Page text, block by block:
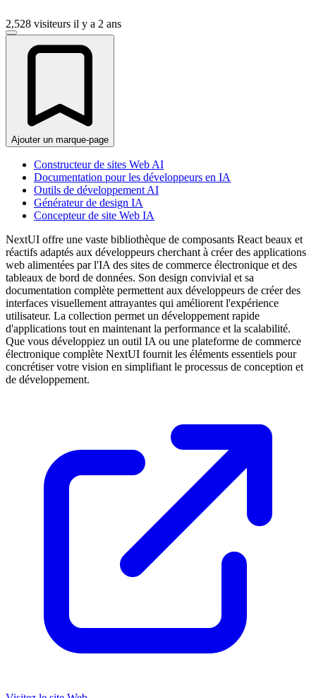
2,528 visiteurs il y a 2 ans
Ajouter un marque-page
Constructeur de sites Web AI
Documentation pour les développeurs en IA
Outils de développement AI
Générateur de design IA
Concepteur de site Web IA
NextUI offre une vaste bibliothèque de composants React beaux et
réactifs adaptés aux développeurs cherchant à créer des applications
web alimentées par l'IA des sites de commerce électronique et des
tableaux de bord de données. Son design convivial et sa
documentation complète permettent aux développeurs de créer des
interfaces visuellement attrayantes qui améliorent l'expérience
utilisateur. La collection permet un développement rapide
d'applications tout en maintenant la performance et la scalabilité.
Que vous développiez un outil IA ou une plateforme de commerce
électronique complète NextUI fournit les éléments essentiels pour
concrétiser votre vision en simplifiant le processus de conception et
de développement.